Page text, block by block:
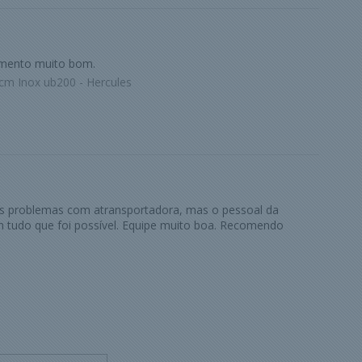
muito bom.
Inox ub200 - Hercules
problemas com atransportadora, mas o pessoal da
que foi possível. Equipe muito boa. Recomendo